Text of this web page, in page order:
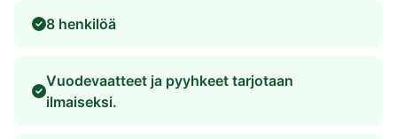
8 henkilöä
Vuodevaatteet ja pyyhkeet tarjotaan
ilmaiseksi.